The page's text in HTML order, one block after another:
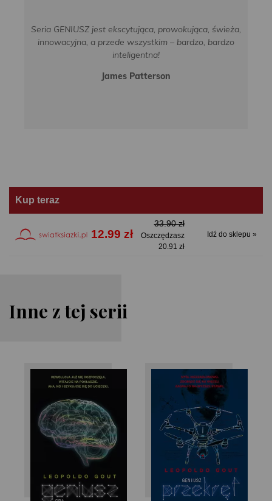
Seria GENIUSZ jest ekscytująca, prowokująca, świeża,
innowacyjna, a przede wszystkim – bardzo, bardzo
inteligentna!
James Patterson
Kup teraz
12.99 zł
33.90 zł
Oszczędzasz
20.91 zł
Idź do sklepu »
Inne z tej serii
Leopoldo Gout Leopoldo Gout